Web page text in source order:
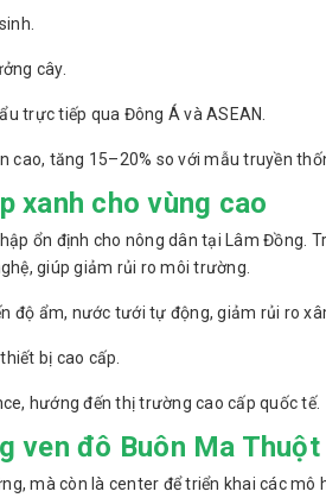
cây.
trực tiếp qua Đông Á và ASEAN.
cao, tăng 15–20% so với mẫu truyền
xanh cho vùng cao
ổn định cho nông dân tại Lâm Đồng.
giúp giảm rủi ro môi trường.
độ ẩm, nước tưới tự động, giảm rủi ro
bị cao cấp.
hướng đến thị trường cao cấp quốc tế.
ven đô Buôn Ma Thuột
mà còn là center để triển khai các